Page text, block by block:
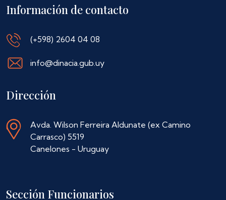
Información de contacto
(+598) 2604 04 08
info@dinacia.gub.uy
Dirección
Avda. Wilson Ferreira Aldunate (ex Camino
Carrasco) 5519
Canelones - Uruguay
Sección Funcionarios